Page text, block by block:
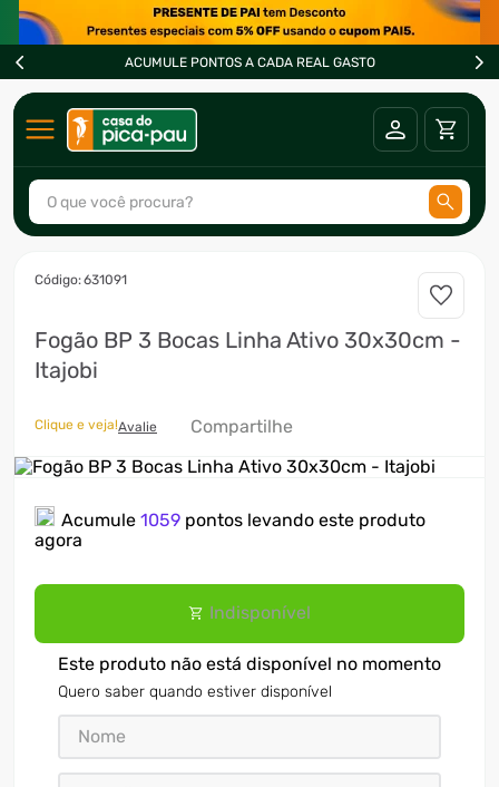
ACUMULE PONTOS A CADA REAL GASTO
O que você procura?
:631091
Fogão BP 3 Bocas Linha Ativo 30x30cm -
Itajobi
Clique e veja!Avalie Compartilhe
Acumule 1059 pontos levando este produto
agora
Indisponível
Este produto não está disponível no momento
Quero saber quando estiver disponível
2º
fogão
3º
freezer
4º
forno
5º
soprador
7º
10º climatizador